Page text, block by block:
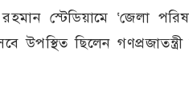
স্টেডিয়ামে ‘জেলা
উপস্থিত ছিলেন